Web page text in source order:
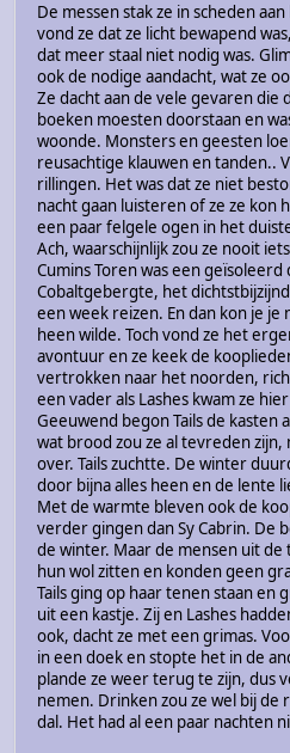
De messen stak ze in scheden
vond ze dat ze licht bewapend
dat meer staal niet nodig was.
ook de nodige aandacht, wat ze
Ze dacht aan de vele gevaren
boeken moesten doorstaan en
woonde. Monsters en geesten
reusachtige klauwen en tanden..
rillingen. Het was dat ze niet
nacht gaan luisteren of ze ze kon
een paar felgele ogen in het
Ach, waarschijnlijk zou ze nooit
Cumins Toren was een
Cobaltgebergte, het
een week reizen. En dan kon je
heen wilde. Toch vond ze het
avontuur en ze keek de
vertrokken naar het noorden,
een vader als Lashes kwam ze
Geeuwend begon Tails de kasten
wat brood zou ze al tevreden
over. Tails zuchtte. De winter
door bijna alles heen en de lente
Met de warmte bleven ook de
verder gingen dan Sy Cabrin. De
de winter. Maar de mensen uit
hun wol zitten en konden geen
Tails ging op haar tenen staan en
uit een kastje. Zij en Lashes
ook, dacht ze met een grimas.
in een doek en stopte het in de
plande ze weer terug te zijn, dus
nemen. Drinken zou ze wel bij
dal. Het had al een paar nachten